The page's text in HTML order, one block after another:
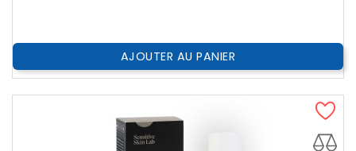
AJOUTER AU PANIER